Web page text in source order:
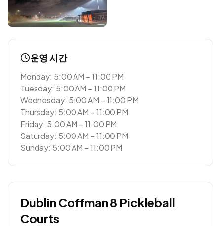
운영 시간
Monday: 5:00 AM – 11:00 PM
Tuesday: 5:00 AM – 11:00 PM
Wednesday: 5:00 AM – 11:00 PM
Thursday: 5:00 AM – 11:00 PM
Friday: 5:00 AM – 11:00 PM
Saturday: 5:00 AM – 11:00 PM
Sunday: 5:00 AM – 11:00 PM
Dublin Coffman 8 Pickleball
Courts